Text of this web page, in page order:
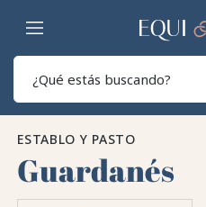
Hogar
ESTABLO Y PASTO
Guardanés